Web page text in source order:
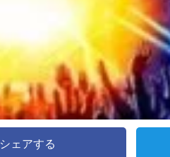
シェアする